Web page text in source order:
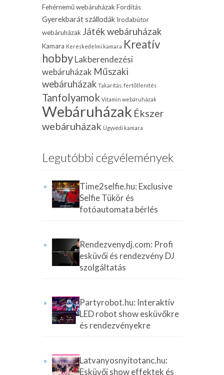
Fehérnemű webáruházak Fordítás
Gyerekbarát szállodák Irodabútor
webáruházak Játék webáruházak
Kamara Kereskedelmi kamara Kreatív
hobbyLakberendezési
webáruházak Műszaki
webáruházak Takarítás, fertőtlenítés
Tanfolyamok Vitamin webáruházak
Webáruházak Ékszer
webáruházak Ügyvédi kamara
Legutóbbi cégvélemények
Time2selfie.hu: Exclusive
Selfie Tükör és
fotóautomata bérlés
Rendezvenydj.com: Profi
esküvői és rendezvény DJ
szolgáltatás
Partyrobot.hu: Interaktív
LED robot show esküvőkre
és rendezvényekre
Latvanyosnyitotanc.hu:
Esküvői show effektek és